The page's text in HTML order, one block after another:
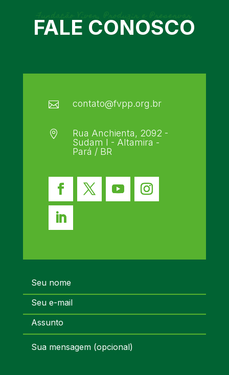
Fundação Viver, Produzir e Preservar
FALE CONOSCO
 contato@fvpp.org.br

Rua Anchienta, 2092 -
Sudam I - Altamira -
Pará / BR